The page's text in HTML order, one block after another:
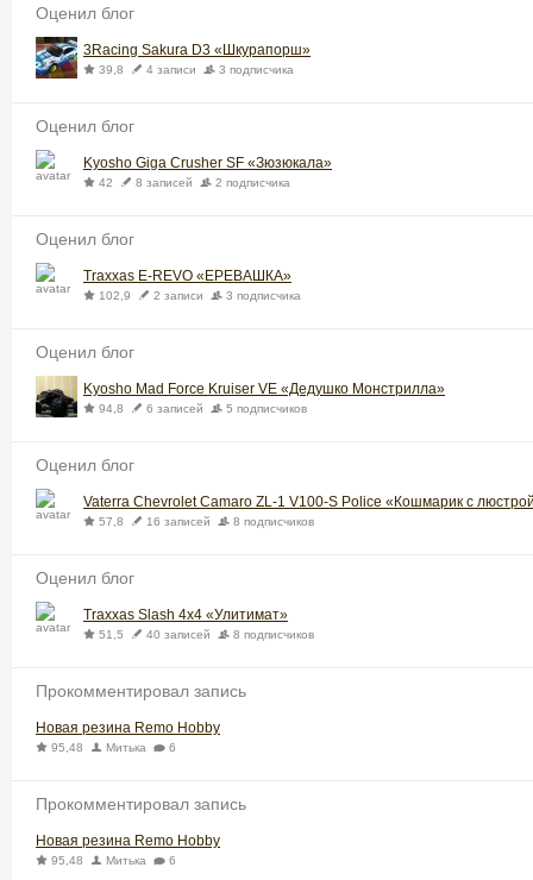
Оценил блог
3Racing Sakura D3 «Шкурапорш»
39,8 4 записи 3 подписчика
Оценил блог
Kyosho Giga Crusher SF «Зюзюкала»
42 8 записей 2 подписчика
Оценил блог
Traxxas E-REVO «ЕРЕВАШКА»
102,9 2 записи 3 подписчика
Оценил блог
Kyosho Mad Force Kruiser VE «Дедушко Монстрилла»
94,8 6 записей 5 подписчиков
Оценил блог
Vaterra Chevrolet Camaro ZL-1 V100-S Police «Кошмарик с
57,8 16 записей 8 подписчиков
Оценил блог
Traxxas Slash 4x4 «Улитимат»
51,5 40 записей 8 подписчиков
Прокомментировал запись
Новая резина Remo Hobby
95,48 Митька 6
Прокомментировал запись
Новая резина Remo Hobby
95,48 Митька 6